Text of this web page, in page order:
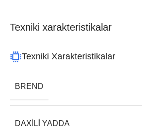
Texniki xarakteristikalar
Texniki Xarakteristikalar
BREND
DAXILI YADDA